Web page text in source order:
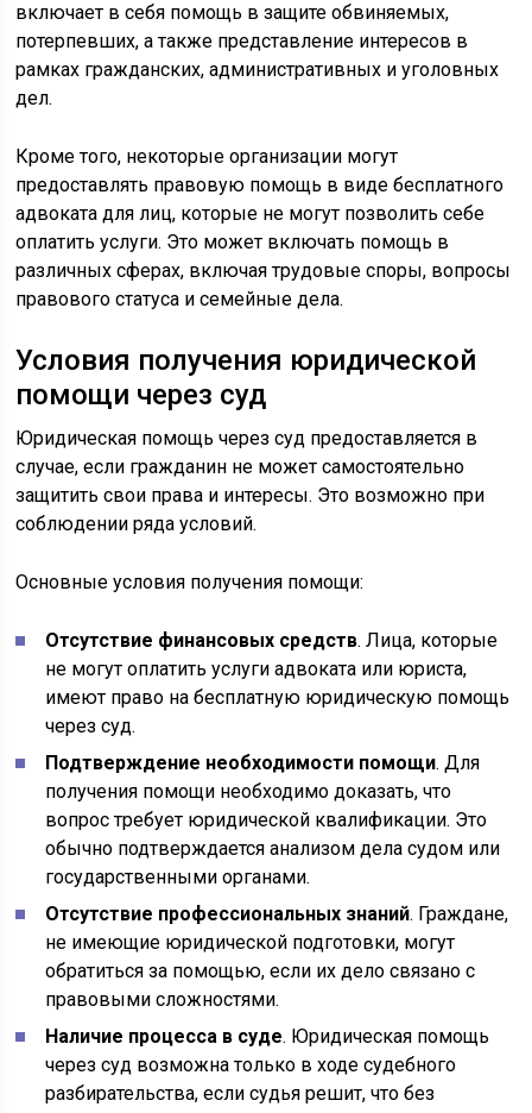
включает в себя помощь в защите обвиняемых,
потерпевших, а также представление интересов в
рамках гражданских, административных и уголовных
дел.
Кроме того, некоторые организации могут
предоставлять правовую помощь в виде бесплатного
адвоката для лиц, которые не могут позволить себе
оплатить услуги. Это может включать помощь в
различных сферах, включая трудовые споры, вопросы
правового статуса и семейные дела.
Условия получения юридической
помощи через суд
Юридическая помощь через суд предоставляется в
случае, если гражданин не может самостоятельно
защитить свои права и интересы. Это возможно при
соблюдении ряда условий.
Основные условия получения помощи:
Отсутствие финансовых средств. Лица, которые
не могут оплатить услуги адвоката или юриста,
имеют право на бесплатную юридическую помощь
через суд.
Подтверждение необходимости помощи. Для
получения помощи необходимо доказать, что
вопрос требует юридической квалификации. Это
обычно подтверждается анализом дела судом или
государственными органами.
Отсутствие профессиональных знаний. Граждане,
не имеющие юридической подготовки, могут
обратиться за помощью, если их дело связано с
правовыми сложностями.
Наличие процесса в суде. Юридическая помощь
через суд возможна только в ходе судебного
разбирательства, если судья решит, что без